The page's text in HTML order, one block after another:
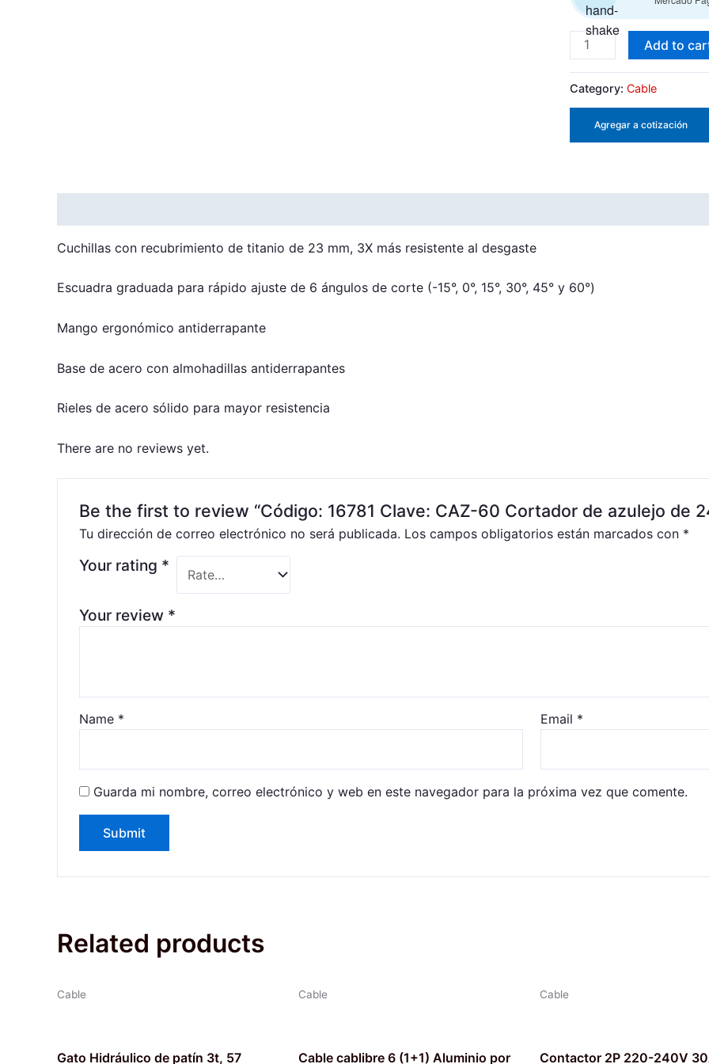
(60
cm),
Truper
quantity
Add to
Category: Cable
Agregar a cotización
Cuchillas con recubrimiento de titanio de 23 mm, 3X más resistente al desgaste
Escuadra graduada para rápido ajuste de 6 ángulos de corte (-15°, 0°, 15°, 30°, 45° y 60°)
Mango ergonómico antiderrapante
Base de acero con almohadillas antiderrapantes
Rieles de acero sólido para mayor resistencia
There are no reviews yet.
Be the first to review “Código: 16781 Clave: CAZ-60 Cortador de azulejo de
Tu dirección de correo electrónico no será publicada. Los campos obligatorios están marcados con *
Your rating *
Your review *
Name * Email *
Guarda mi nombre, correo electrónico y web en este navegador para la próxima vez que comente.
Related products
Cable
Gato Hidráulico de patín 3t, 57
Cable
Cable cablibre 6 (1+1) Aluminio por
Cable
Contactor 2P 220-240V